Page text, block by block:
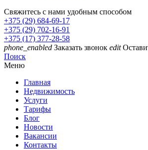
Свяжитесь с нами удобным способом
+375 (29) 684-69-17
+375 (29) 702-16-91
+375 (17) 377-28-58
phone_enabled Заказать звонок edit
Поиск
Меню
Главная
Недвижимость
Услуги
Тарифы
Блог
Новости
Вакансии
Контакты